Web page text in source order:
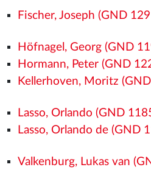
Fischer, Joseph (GND
Höfnagel, Georg (GND
Hormann, Peter (GND
Kellerhoven, Moritz
Lasso, Orlando (GND
Lasso, Orlando de (GND
Valkenburg, Lukas van